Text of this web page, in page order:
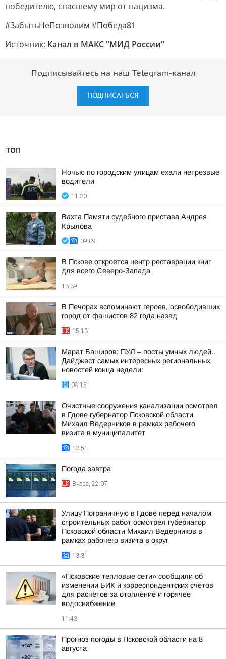
победителю, спасшему мир от нацизма.
#ЗабытьНеПозволим #Победа81
Источник: Канал в МАКС "МИД России"
Подписывайтесь на наш Telegram-канал
ПОДПИСАТЬСЯ
ТОП
Ночью по городским улицам ехали нетрезвые
водители
11:30
Вахта Памяти судебного пристава Андрея
Крылова
09:09
В Пскове откроется центр реставрации книг
для всего Северо-Запада
13:39
В Печорах вспоминают героев, освободивших
город от фашистов 82 года назад
15:13
Марат Баширов: ПУЛ – посты умных людей..
Дайджест самых интересных региональных
новостей конца недели:
08:15
Очистные сооружения канализации осмотрел
в Гдове губернатор Псковской области
Михаил Ведерников в рамках рабочего
визита в муниципалитет
13:51
Погода завтра
Вчера, 22:07
Улицу Пограничную в Гдове перед началом
строительных работ осмотрел губернатор
Псковской области Михаил Ведерников в
рамках рабочего визита в округ
13:31
«Псковские тепловые сети» сообщили об
изменении БИК и корреспондентских счетов
для расчётов за отопление и горячее
водоснабжение
11:43
Прогноз погоды в Псковской области на 8
августа